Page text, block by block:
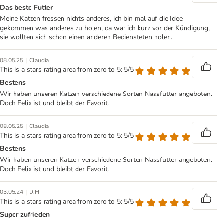
Das beste Futter
Meine Katzen fressen nichts anderes, ich bin mal auf die Idee
gekommen was anderes zu holen, da war ich kurz vor der Kündigung,
sie wollten sich schon einen anderen Bediensteten holen.
08.05.25 | Claudia
This is a stars rating area from zero to 5: 5/5
Bestens
Wir haben unseren Katzen verschiedene Sorten Nassfutter angeboten.
Doch Felix ist und bleibt der Favorit.
08.05.25 | Claudia
This is a stars rating area from zero to 5: 5/5
Bestens
Wir haben unseren Katzen verschiedene Sorten Nassfutter angeboten.
Doch Felix ist und bleibt der Favorit.
03.05.24 | D.H
This is a stars rating area from zero to 5: 5/5
Super zufrieden